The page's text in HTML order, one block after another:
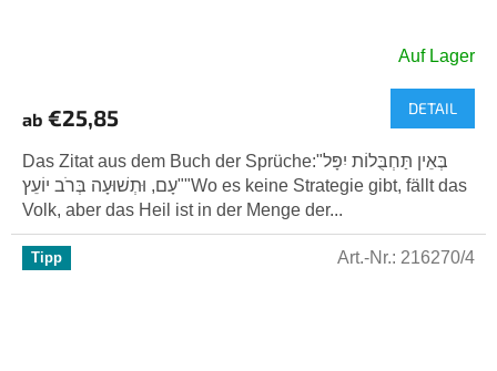
Auf Lager
ab €25,85 DETAIL
Das Zitat aus dem Buch der Sprüche:"בְּאֵין תַּחְבֻּלוֹת יִפָּל
עָם, וּתְשׁוּעָה בְּרֹב יוֹעֵץ""Wo es keine Strategie gibt, fällt das
Volk, aber das Heil ist in der Menge der...
Tipp Art.-Nr.: 216270/4